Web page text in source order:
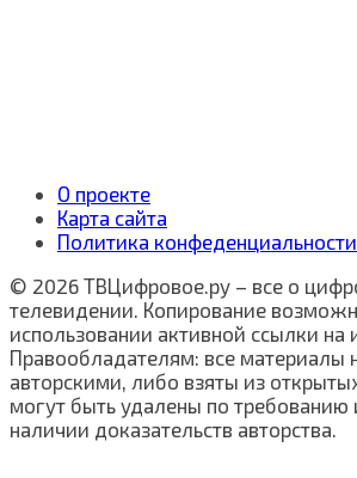
О проекте
Карта сайта
Политика конфеденциальности
© 2026 ТВЦифровое.ру – все о
телевидении. Копирование
использовании активной ссылки на
Правообладателям: все материалы
авторскими, либо взяты из
могут быть удалены по требованию
наличии доказательств авторства.